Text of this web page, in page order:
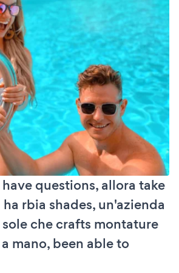
questions, allora take
rbia shades, un'azienda
che crafts montature
mano, been able to